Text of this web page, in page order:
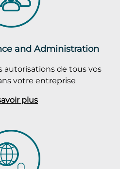
and Administration
autorisations de tous vos
votre entreprise
plus